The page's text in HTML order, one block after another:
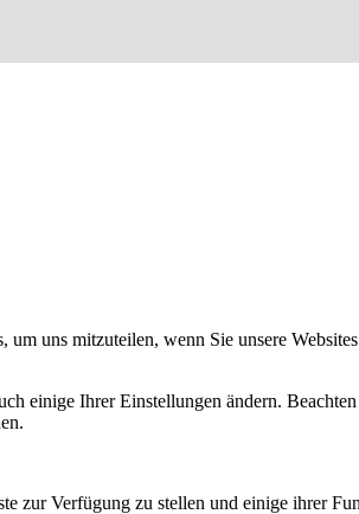
uns mitzuteilen, wenn Sie unsere
einige Ihrer Einstellungen ändern.
zur Verfügung zu stellen und einige ihrer